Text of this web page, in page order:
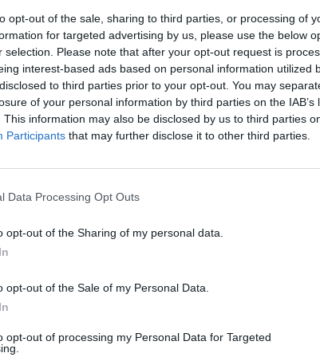
opt-out of the sale, sharing to third parties, or processing of
for targeted advertising by us, please use the below
selection. Please note that after your opt-out request is
interest-based ads based on personal information utilized
to third parties prior to your opt-out. You may
of your personal information by third parties on the IAB’s
This information may also be disclosed by us to third parties
Participants that may further disclose it to other third parties.
Data Processing Opt Outs
opt-out of the Sharing of my personal data.
opt-out of the Sale of my Personal Data.
opt-out of processing my Personal Data for Targeted
“Racing for the Future”
no mundo